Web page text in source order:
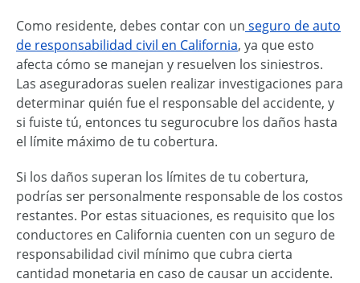
Como residente, debes contar con un seguro de auto
de responsabilidad civil en California, ya que esto
afecta cómo se manejan y resuelven los siniestros.
Las aseguradoras suelen realizar investigaciones para
determinar quién fue el responsable del accidente, y
si fuiste tú, entonces tu segurocubre los daños hasta
el límite máximo de tu cobertura.
Si los daños superan los límites de tu cobertura,
podrías ser personalmente responsable de los costos
restantes. Por estas situaciones, es requisito que los
conductores en California cuenten con un seguro de
responsabilidad civil mínimo que cubra cierta
cantidad monetaria en caso de causar un accidente.